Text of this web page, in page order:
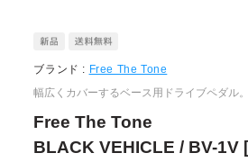
ブランド : Free The Tone
幅広くカバーするベース用ドライブペダル。
Free The Tone
BLACK VEHICLE / BV-1V